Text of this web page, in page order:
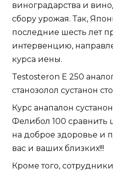
виноградарства и
сбору урожая. Так,
последние шесть лет
интервенцию,
курса иены.
Testosteron E 250
станозолол сустанон
Курс анапалон
Фелибол 100 сравнить
на доброе здоровье и
вас и ваших близких!!!
Кроме того,